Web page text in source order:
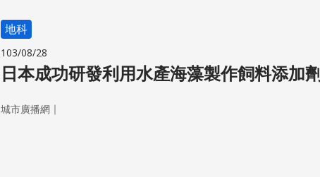
地科
103/08/28
日本成功研發利用水產海藻製作飼料添加劑
城市廣播網 ｜